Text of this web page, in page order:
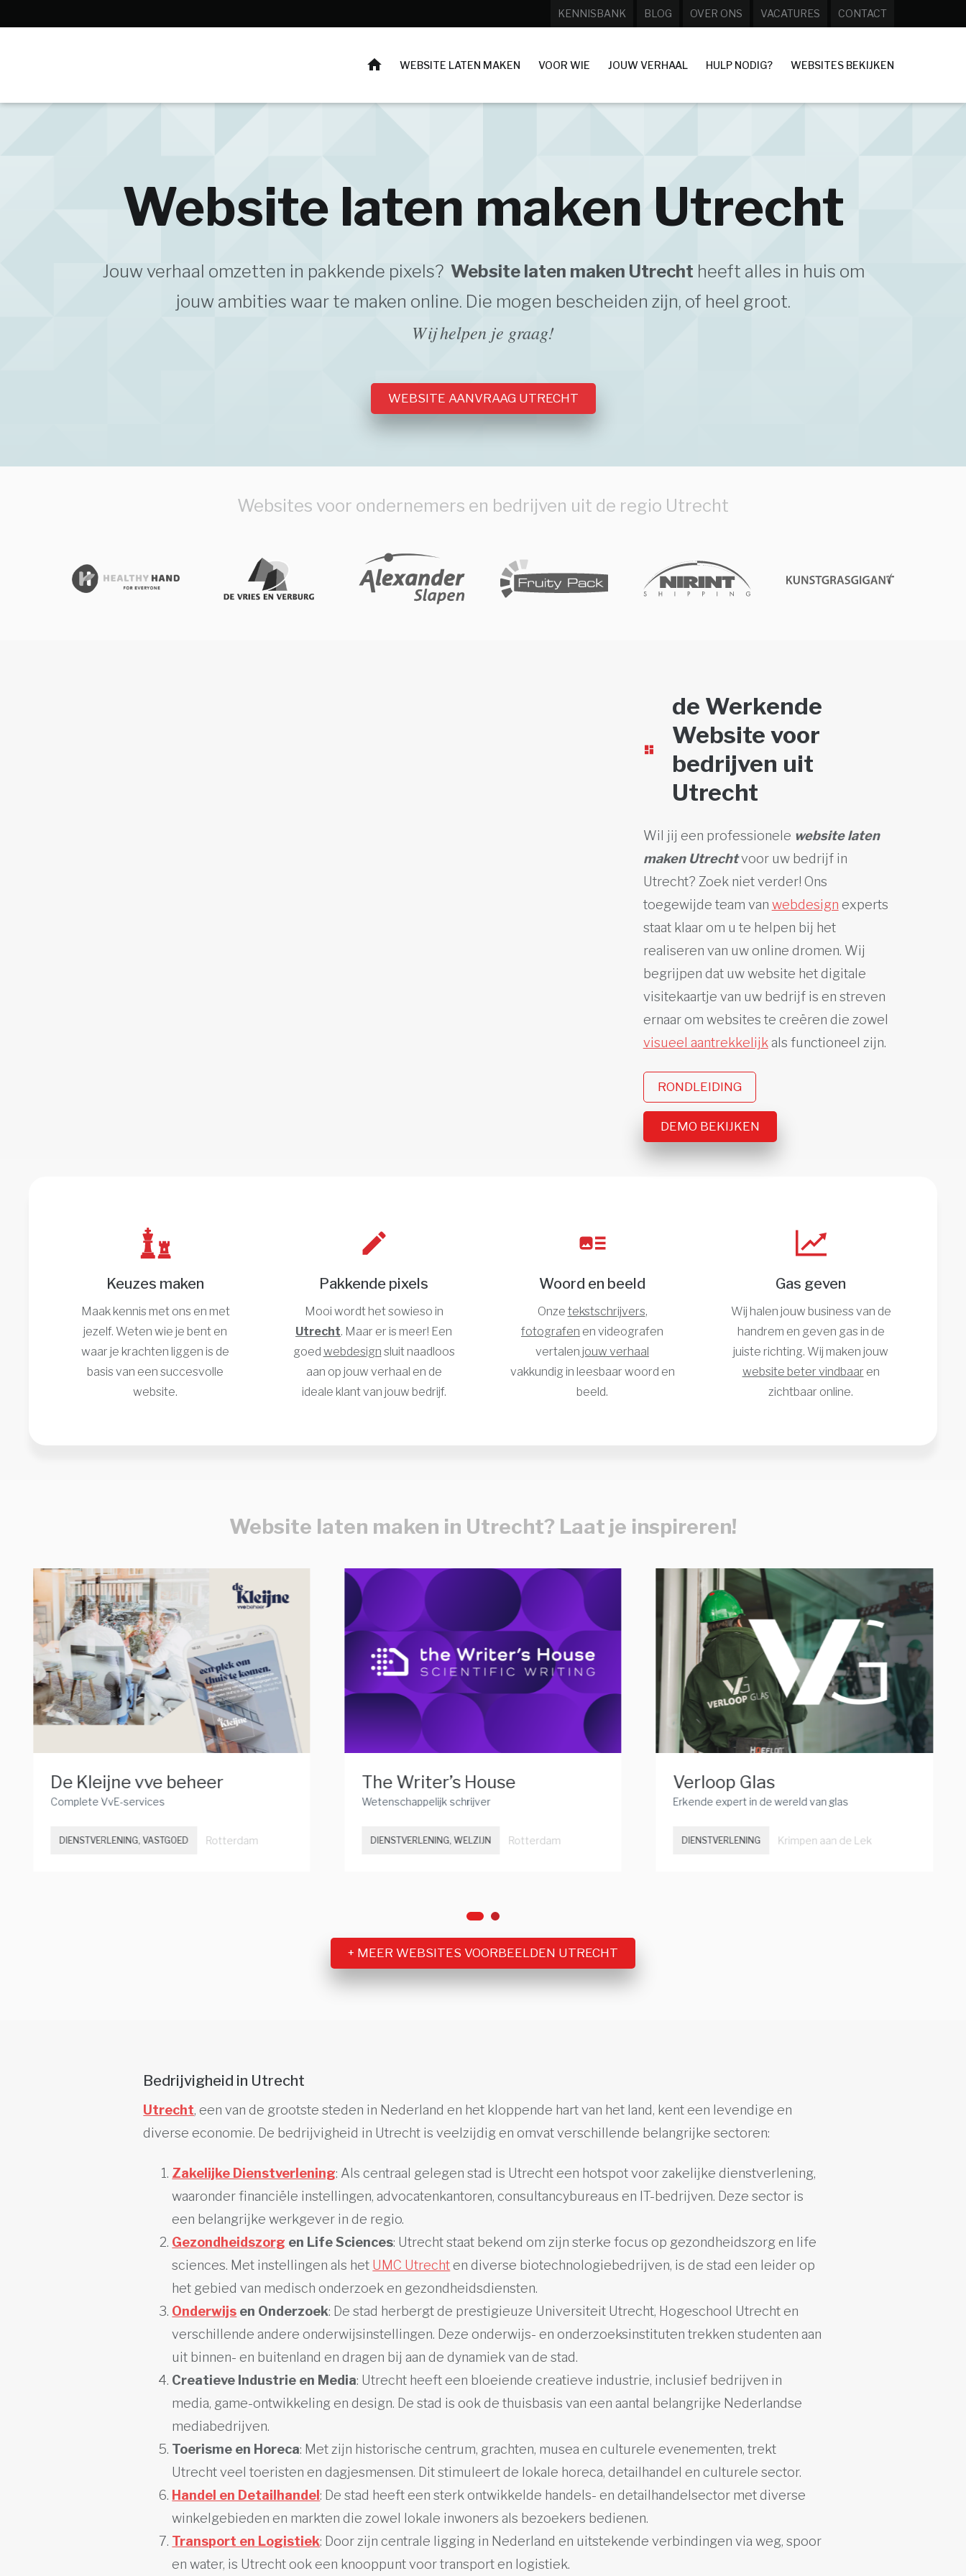
KENNISBANK BLOG OVER ONS VACATURES CONTACT
HOME WEBSITE LATEN MAKEN VOOR WIE JOUW VERHAAL HULP NODIG? WEBSITES BEKIJKEN
Website laten maken Utrecht
Jouw verhaal omzetten in pakkende pixels? Website laten maken Utrecht heeft alles in huis om
jouw ambities waar te maken online. Die mogen bescheiden zijn, of heel groot.
Wij helpen je graag!
WEBSITE AANVRAAG UTRECHT
Websites voor ondernemers en bedrijven uit de regio Utrecht
de Werkende
Website voor
bedrijven uit
Utrecht
Wil jij een professionele website laten
maken Utrechtvoor uw bedrijf in
Utrecht? Zoek niet verder! Ons
toegewijde team van webdesign experts
staat klaar om u te helpen bij het
realiseren van uw online dromen. Wij
begrijpen dat uw website het digitale
visitekaartje van uw bedrijf is en streven
ernaar om websites te creëren die zowel
visueel aantrekkelijk als functioneel zijn.
RONDLEIDING
DEMO BEKIJKEN
Keuzes maken
Maak kennis met ons en met
jezelf. Weten wie je bent en
waar je krachten liggen is de
basis van een succesvolle
website.
Pakkende pixels
Mooi wordt het sowieso in
Utrecht. Maar er is meer! Een
goed webdesign sluit naadloos
aan op jouw verhaal en de
ideale klant van jouw bedrijf.
Woord en beeld
Onze tekstschrijvers,
fotografen en videografen
vertalen jouw verhaal
vakkundig in leesbaar woord en
beeld.
Gas geven
Wij halen jouw business van de
handrem en geven gas in de
juiste richting. Wij maken jouw
website beter vindbaar en
zichtbaar online.
Website laten maken in Utrecht? Laat je inspireren!
De Kleijne vve beheer
Complete VvE-services
DIENSTVERLENING, VASTGOED Rotterdam
The Writer’s House
Wetenschappelijk schrijver
DIENSTVERLENING, WELZIJN Rotterdam
Verloop Glas
Erkende expert in de wereld van glas
DIENSTVERLENING Krimpen aan de Lek
+ MEER WEBSITES VOORBEELDEN UTRECHT
Bedrijvigheid in Utrecht
Utrecht, een van de grootste steden in Nederland en het kloppende hart van het land, kent een levendige en
diverse economie. De bedrijvigheid in Utrecht is veelzijdig en omvat verschillende belangrijke sectoren:
Zakelijke Dienstverlening: Als centraal gelegen stad is Utrecht een hotspot voor zakelijke dienstverlening,
waaronder financiële instellingen, advocatenkantoren, consultancybureaus en IT-bedrijven. Deze sector is
een belangrijke werkgever in de regio.
Gezondheidszorg en Life Sciences: Utrecht staat bekend om zijn sterke focus op gezondheidszorg en life
sciences. Met instellingen als het UMC Utrechten diverse biotechnologiebedrijven, is de stad een leider op
het gebied van medisch onderzoek en gezondheidsdiensten.
Onderwijs en Onderzoek: De stad herbergt de prestigieuze Universiteit Utrecht, Hogeschool Utrecht en
verschillende andere onderwijsinstellingen. Deze onderwijs- en onderzoeksinstituten trekken studenten aan
uit binnen- en buitenland en dragen bij aan de dynamiek van de stad.
Creatieve Industrie en Media: Utrecht heeft een bloeiende creatieve industrie, inclusief bedrijven in
media, game-ontwikkeling en design. De stad is ook de thuisbasis van een aantal belangrijke Nederlandse
mediabedrijven.
Toerisme en Horeca: Met zijn historische centrum, grachten, musea en culturele evenementen, trekt
Utrecht veel toeristen en dagjesmensen. Dit stimuleert de lokale horeca, detailhandel en culturele sector.
Handel en Detailhandel: De stad heeft een sterk ontwikkelde handels- en detailhandelsector met diverse
winkelgebieden en markten die zowel lokale inwoners als bezoekers bedienen.
Transport en Logistiek: Door zijn centrale ligging in Nederland en uitstekende verbindingen via weg, spoor
en water, is Utrecht ook een knooppunt voor transport en logistiek.